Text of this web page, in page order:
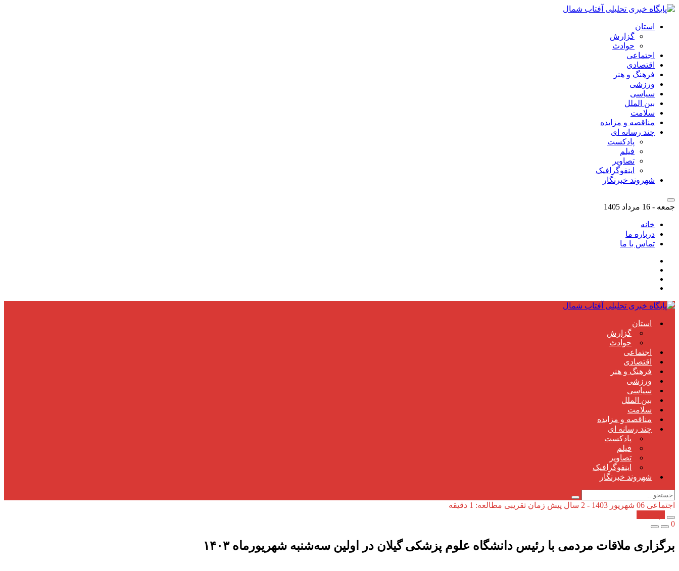
استان
گزارش
حوادث
اجتماعی
اقتصادی
فرهنگ و هنر
ورزشی
سیاسی
بین الملل
سلامت
مناقصه و مزایده
چند رسانه ای
پادکست
فیلم
تصاویر
اینفوگرافیک
شهروند خبرنگار
جمعه - 16 مرداد 1405
خانه
درباره ما
تماس با ما
استان
گزارش
حوادث
اجتماعی
اقتصادی
فرهنگ و هنر
ورزشی
سیاسی
بین الملل
سلامت
مناقصه و مزایده
چند رسانه ای
پادکست
فیلم
تصاویر
اینفوگرافیک
شهروند خبرنگار
اجتماعی 06 شهریور 1403 - 2 سال پیش
زمان تقریبی مطالعه: 1 دقیقه
0
برگزاری ملاقات مردمی با رئیس دانشگاه علوم پزشکی گیلان در اولین سه‌شنبه‌ شهریورماه ۱۴۰۳